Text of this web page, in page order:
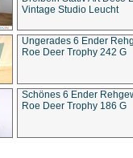
Vintage Studio Leucht
Ungerades 6 Ender
Roe Deer Trophy 242 G
Schönes 6 Ender
Roe Deer Trophy 186 G